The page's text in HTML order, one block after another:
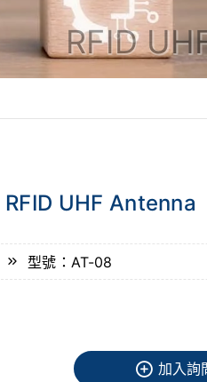
RFID
RFID UHF Antenna
型號：AT-08
加入詢